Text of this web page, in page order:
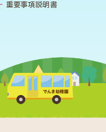
重要事項説明書